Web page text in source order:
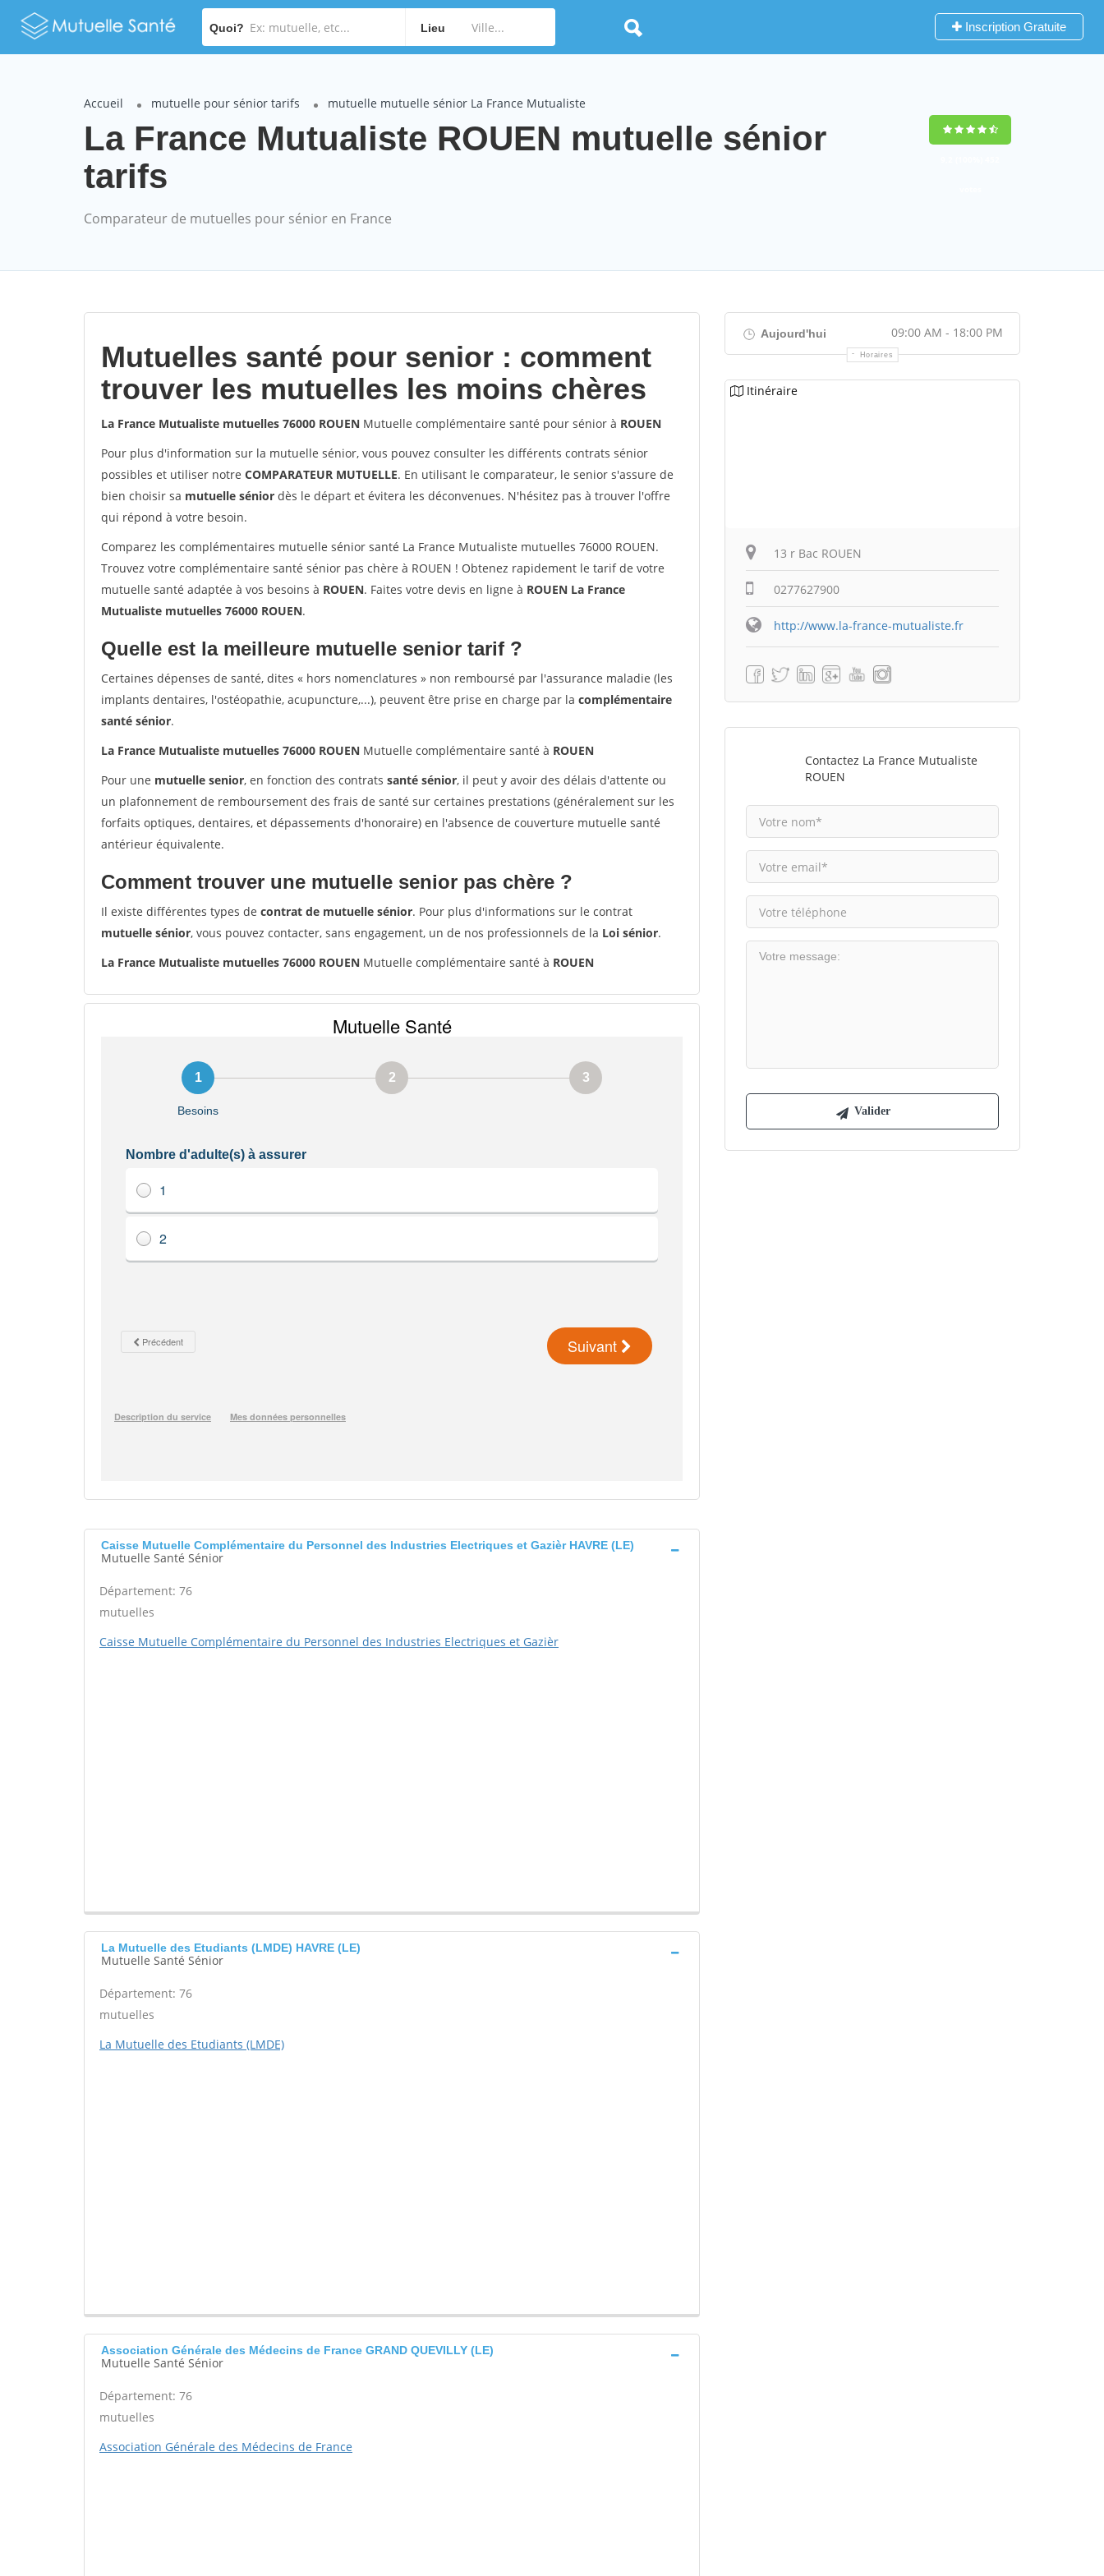
Quoi? Lieu Inscription Gratuite
Accueil mutuelle pour sénior tarifs mutuelle mutuelle sénior La France Mutualiste
La France Mutualiste ROUEN mutuelle sénior
tarifs
Comparateur de mutuelles pour sénior en France
Mutuelles santé pour senior : comment
trouver les mutuelles les moins chères
La France Mutualiste mutuelles 76000 ROUEN Mutuelle complémentaire santé pour sénior à ROUEN
Pour plus d'information sur la mutuelle sénior, vous pouvez consulter les différents contrats sénior
possibles et utiliser notre COMPARATEUR MUTUELLE. En utilisant le comparateur, le senior s'assure de
bien choisir sa mutuelle sénior dès le départ et évitera les déconvenues. N'hésitez pas à trouver l'offre
qui répond à votre besoin.
Comparez les complémentaires mutuelle sénior santé La France Mutualiste mutuelles 76000 ROUEN.
Trouvez votre complémentaire santé sénior pas chère à ROUEN ! Obtenez rapidement le tarif de votre
mutuelle santé adaptée à vos besoins à ROUEN. Faites votre devis en ligne à ROUEN La France
Mutualiste mutuelles 76000 ROUEN.
Quelle est la meilleure mutuelle senior tarif ?
Certaines dépenses de santé, dites « hors nomenclatures » non remboursé par l'assurance maladie (les
implants dentaires, l'ostéopathie, acupuncture,...), peuvent être prise en charge par la complémentaire
santé sénior.
La France Mutualiste mutuelles 76000 ROUEN Mutuelle complémentaire santé à ROUEN
Pour une mutuelle senior, en fonction des contrats santé sénior, il peut y avoir des délais d'attente ou
un plafonnement de remboursement des frais de santé sur certaines prestations (généralement sur les
forfaits optiques, dentaires, et dépassements d'honoraire) en l'absence de couverture mutuelle santé
antérieur équivalente.
Comment trouver une mutuelle senior pas chère ?
Il existe différentes types de contrat de mutuelle sénior. Pour plus d'informations sur le contrat
mutuelle sénior, vous pouvez contacter, sans engagement, un de nos professionnels de la Loi sénior.
La France Mutualiste mutuelles 76000 ROUEN Mutuelle complémentaire santé à ROUEN
Caisse Mutuelle Complémentaire du Personnel des Industries Electriques et Gazièr HAVRE (LE)
Mutuelle Santé Sénior
Département: 76
mutuelles
Caisse Mutuelle Complémentaire du Personnel des Industries Electriques et Gazièr
La Mutuelle des Etudiants (LMDE) HAVRE (LE)
Mutuelle Santé Sénior
Département: 76
mutuelles
La Mutuelle des Etudiants (LMDE)
Association Générale des Médecins de France GRAND QUEVILLY (LE)
Mutuelle Santé Sénior
Département: 76
mutuelles
Association Générale des Médecins de France
Aujourd'hui 09:00 AM - 18:00 PM
Horaires
Itinéraire
13 r Bac ROUEN
0277627900
http://www.la-france-mutualiste.fr
Contactez La France Mutualiste
ROUEN